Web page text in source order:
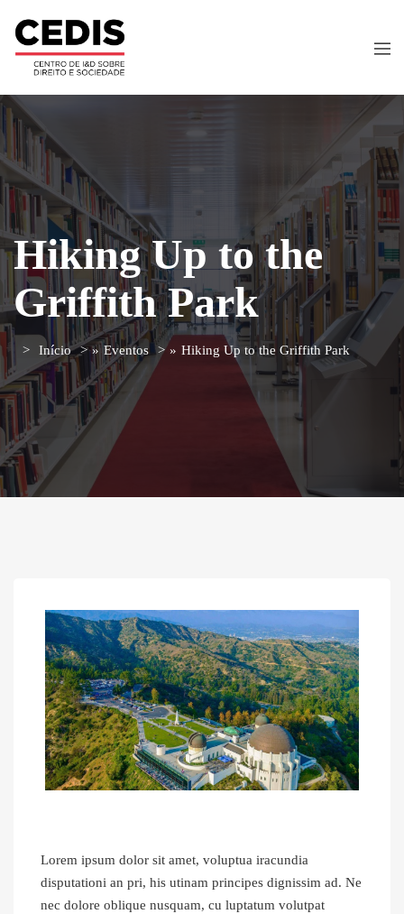
Hiking Up to the
Griffith Park
Início » Eventos » Hiking Up to the Griffith Park
Lorem ipsum dolor sit amet, voluptua iracundia
disputationi an pri, his utinam principes dignissim ad. Ne
nec dolore oblique nusquam, cu luptatum volutpat